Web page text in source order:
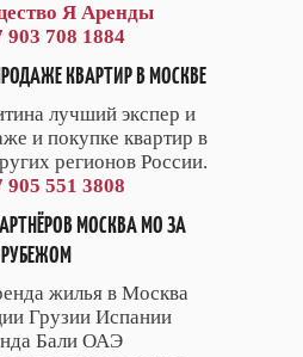
Я Аренды
903 708 1884
КВАРТИР В МОСКВЕ
лучший экспер и
и покупке квартир в
регионов России.
905 551 3808
МОСКВА МО ЗА
РУБЕЖОМ
жилья в Москва
Грузии Испании
Бали ОАЭ